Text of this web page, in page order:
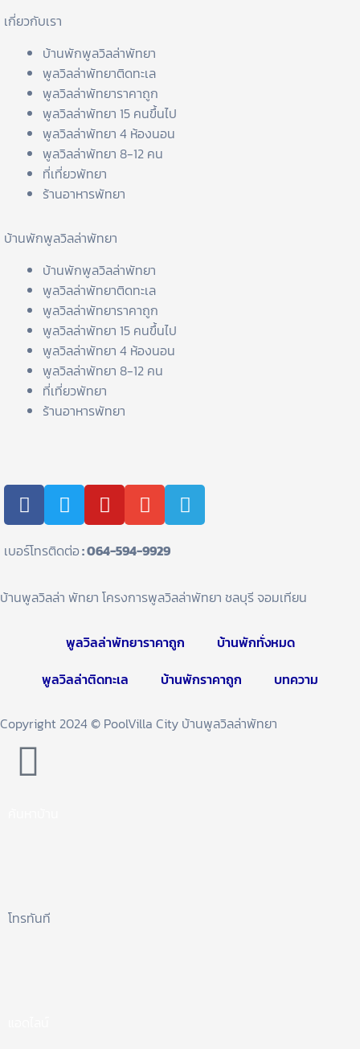
เกี่ยวกับเรา
บ้านพักพูลวิลล่าพัทยา
พูลวิลล่าพัทยาติดทะเล
พูลวิลล่าพัทยาราคาถูก
พูลวิลล่าพัทยา 15 คนขึ้นไป
พูลวิลล่าพัทยา 4 ห้องนอน
พูลวิลล่าพัทยา 8-12 คน
ที่เที่ยวพัทยา
ร้านอาหารพัทยา
บ้านพักพูลวิลล่าพัทยา
บ้านพักพูลวิลล่าพัทยา
พูลวิลล่าพัทยาติดทะเล
พูลวิลล่าพัทยาราคาถูก
พูลวิลล่าพัทยา 15 คนขึ้นไป
พูลวิลล่าพัทยา 4 ห้องนอน
พูลวิลล่าพัทยา 8-12 คน
ที่เที่ยวพัทยา
ร้านอาหารพัทยา
F
a
c
e
o
o
T
w
i
t
e
Y
o
u
t
b
E
n
v
e
o
p
e
T
e
l
r
m
เบอร์โทรติดต่อ: 064-594-9929
บ้านพูลวิลล่า พัทยา โครงการพูลวิลล่าพัทยา ชลบุรี จอมเทียน
พูลวิลล่าพัทยาราคาถูก
บ้านพักทั่งหมด
พูลวิลล่าติดทะเล
บ้านพักราคาถูก บทความ
Copyright 2024 © PoolVilla City บ้านพูลวิลล่าพัทยา
โทรทันที